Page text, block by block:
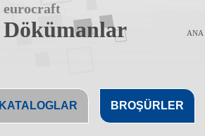
eurocraft
Dökümanlar ANA
KATALOGLAR BROŞÜRLER